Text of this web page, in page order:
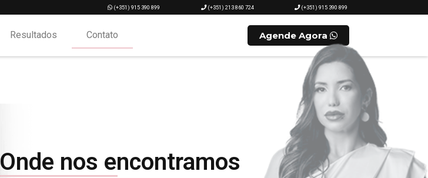
­ (+351) 915 390 899 (+351) 213 860 724 (+351) 915 390 899
Resultados Contato Agende Agora
Onde nos encontramos